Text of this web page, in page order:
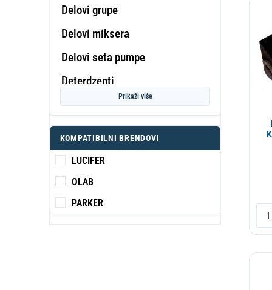
Delovi grupe
Delovi miksera
Delovi seta pumpe
Deterdzenti
Dihtung
Displej
Dizna
Dizna
Dozator
Prikaži više
KOMPATIBILNI BRENDOVI
LUCIFER
OLAB
PARKER